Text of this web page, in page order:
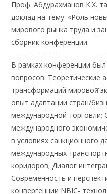
Проф. Абдурахманов К.Х.
доклад на тему: «Роль
мирового рынка труда и
сборник конференции.
В рамках конференции
вопросов: Теоретические
трансформаций мировой̆
опыт адаптации стран/
международной торговли;
международного
в условиях санкционного
международных
коридоров; Диалог
Современность и
конвергенции NBIC-